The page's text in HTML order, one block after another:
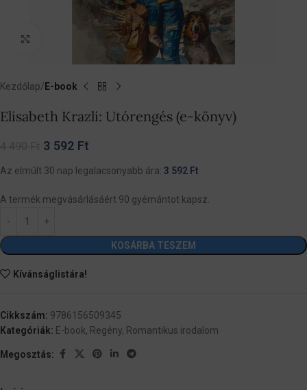
Kezdőlap E-book
Elisabeth Krazli: Utórengés (e-könyv)
3 592 Ft
Az elmúlt 30 nap legalacsonyabb ára: 3 592 Ft
A termék megvásárlásáért 90 gyémántot kapsz.
KOSÁRBA TESZEM
Kívánságlistára!
Cikkszám: 9786156509345
Kategóriák: E-book, Regény, Romantikus irodalom
Megosztás: